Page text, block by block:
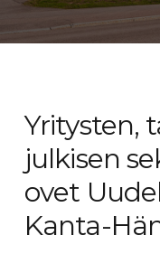
Yritysten,
julkisen
ovet
Kanta-